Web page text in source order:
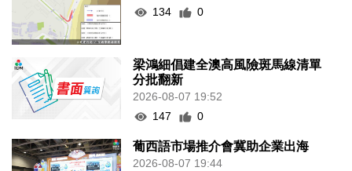
134
0
梁鴻細倡建全澳高風險斑馬線清單
分批翻新
2026-08-07 19:52
147
0
葡西語市場推介會冀助企業出海
2026-08-07 19:44